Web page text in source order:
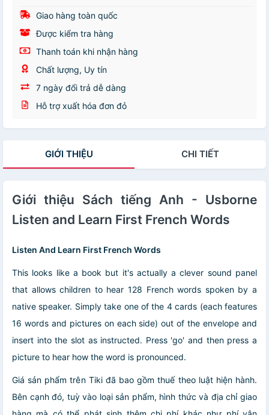
Giao hàng toàn quốc
Được kiểm tra hàng
Thanh toán khi nhận hàng
Chất lượng, Uy tín
7 ngày đổi trả dễ dàng
Hỗ trợ xuất hóa đơn đỏ
GIỚI THIỆU CHI TIẾT
Giới thiệu Sách tiếng Anh - Usborne
Listen and Learn First French Words
Listen And Learn First French Words
This looks like a book but it's actually a clever sound panel
that allows children to hear 128 French words spoken by a
native speaker. Simply take one of the 4 cards (each features
16 words and pictures on each side) out of the envelope and
insert into the slot as instructed. Press 'go' and then press a
picture to hear how the word is pronounced.
Giá sản phẩm trên Tiki đã bao gồm thuế theo luật hiện hành.
Bên cạnh đó, tuỳ vào loại sản phẩm, hình thức và địa chỉ giao